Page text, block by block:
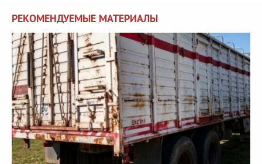
РЕКОМЕНДУЕМЫЕ МАТЕРИАЛЫ